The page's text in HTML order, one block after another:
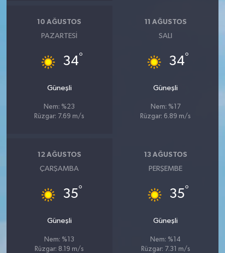
10 AĞUSTOS
PAZARTESI
34°
Güneşli
Nem: %23
Rüzgar: 7.69 m/s
11 AĞUSTOS
SALI
34°
Güneşli
Nem: %17
Rüzgar: 6.89 m/s
12 AĞUSTOS
ÇARŞAMBA
35°
Güneşli
Nem: %13
Rüzgar: 8.19 m/s
13 AĞUSTOS
PERŞEMBE
35°
Güneşli
Nem: %14
Rüzgar: 7.31 m/s